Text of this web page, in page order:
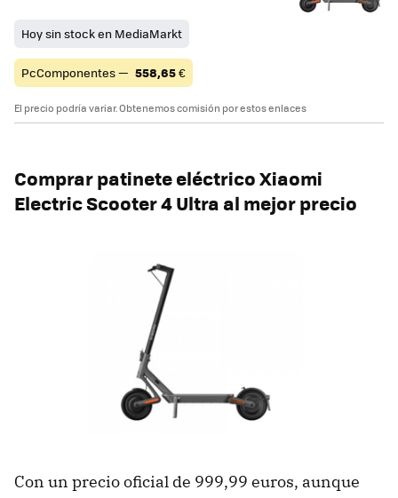
Hoy sin stock en MediaMarkt
PcComponentes — 558,65€
El precio podría variar. Obtenemos comisión por estos enlaces
Comprar patinete eléctrico Xiaomi
Electric Scooter 4 Ultra al mejor precio
Con un precio oficial de 999,99 euros, aunque